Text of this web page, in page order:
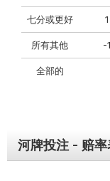
七分或更好 1
所有其他 -1
全部的
河牌投注 - 赔率